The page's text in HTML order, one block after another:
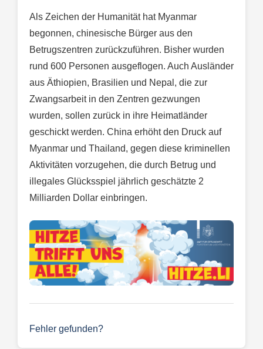
Als Zeichen der Humanität hat Myanmar
begonnen, chinesische Bürger aus den
Betrugszentren zurückzuführen. Bisher wurden
rund 600 Personen ausgeflogen. Auch Ausländer
aus Äthiopien, Brasilien und Nepal, die zur
Zwangsarbeit in den Zentren gezwungen
wurden, sollen zurück in ihre Heimatländer
geschickt werden. China erhöht den Druck auf
Myanmar und Thailand, gegen diese kriminellen
Aktivitäten vorzugehen, die durch Betrug und
illegales Glücksspiel jährlich geschätzte 2
Milliarden Dollar einbringen.
Fehler gefunden?